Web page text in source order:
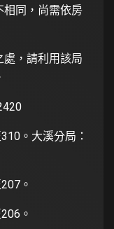
同，尚需依房
，請利用該局
。大溪分局：
。
。